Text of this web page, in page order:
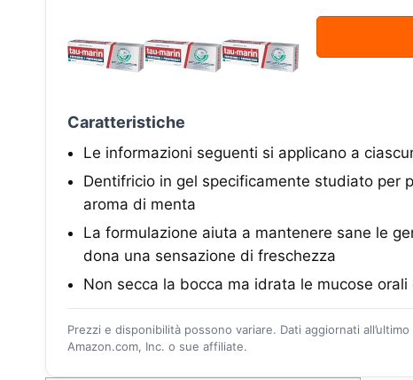
Caratteristiche
Le informazioni seguenti si applicano a
Dentifricio in gel specificamente studiato per
aroma di menta
La formulazione aiuta a mantenere sane le
dona una sensazione di freschezza
Non secca la bocca ma idrata le mucose
Prezzi e disponibilità possono variare. Dati aggiornati
Amazon.com, Inc. o sue affiliate.